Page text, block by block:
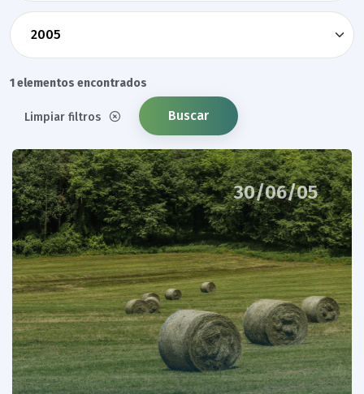
1 elementos encontrados
Limpiar filtros Buscar
30/06/05